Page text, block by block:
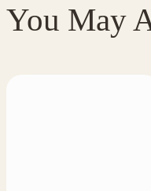
You May